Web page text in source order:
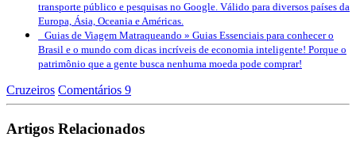
transporte público e pesquisas no Google. Válido para diversos países da
Europa, Ásia, Oceania e Américas.
Guias de Viagem Matraqueando » Guias Essenciais para conhecer o
Brasil e o mundo com dicas incríveis de economia inteligente! Porque o
patrimônio que a gente busca nenhuma moeda pode comprar!
Cruzeiros Comentários 9
Artigos Relacionados